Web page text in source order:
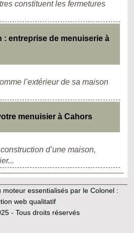
constituent les fermetures
: entreprise de menuiserie à
l’extérieur de sa maison
menuisier à Cahors
d’une maison,
essentialisés par le Colonel :
web qualitatif
- Tous droits réservés